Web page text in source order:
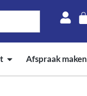
Afspraak maken